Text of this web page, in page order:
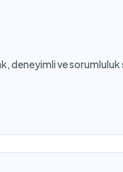
deneyimli ve sorumluluk